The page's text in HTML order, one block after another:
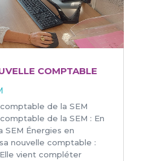
COMPTABLE
de la SEM
de la SEM : En
SEM Énergies en
nouvelle comptable :
vient compléter